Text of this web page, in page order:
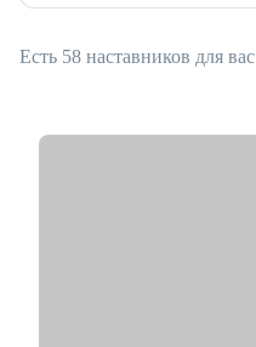
Есть 58 наставников для вас